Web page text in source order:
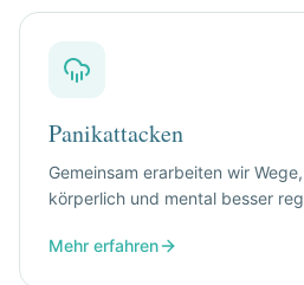
Panikattacken
Gemeinsam erarbeiten wir
körperlich und mental besser
Mehr erfahren